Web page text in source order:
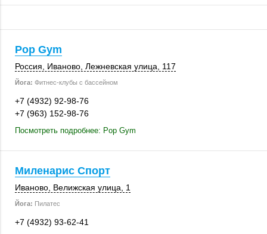
Pop Gym
Россия Иваново Лежневская улица 117
Йога: Фитнес-клубы с бассейном
+7 (4932) 92-98-76
+7 (963) 152-98-76
Посмотреть подробнее: Pop Gym
Миленарис Спорт
Иваново Велижская улица, 1
Йога: Пилатес
+7 (4932) 93-62-41